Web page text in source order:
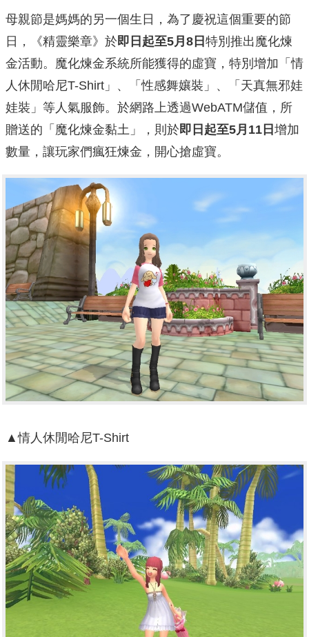
母親節是媽媽的另一個生日，為了慶祝這個重要的節
日，《精靈樂章》於即日起至5月8 日 特別推出魔化煉
金活動。魔化煉金系統所能獲得的虛寶，特別增加「情
人休閒哈尼T-Shirt」、「性感舞孃裝」、「天真無邪娃
娃裝」等人氣服飾。於網路上透過WebATM儲值，所
贈送的「魔化煉金黏土」，則於即日起至5月11 日 增加
數量，讓玩家們瘋狂煉金，開心搶虛寶。
▲情人休閒哈尼T-Shirt